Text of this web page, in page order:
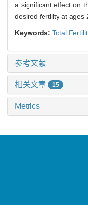
a significant effect on
desired fertility at ages
Keywords: Total
参考文献
相关文章 15
Metrics